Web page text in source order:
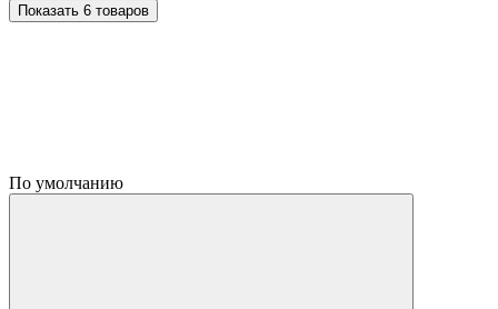
Показать 6 товаров
По умолчанию